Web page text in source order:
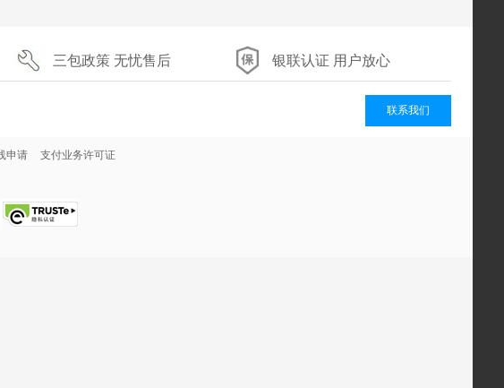
三包政策 无忧售后 银联认证 用户放心
联系我们
申请 支付业务许可证